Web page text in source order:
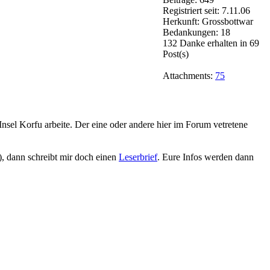
Registriert seit: 7.11.06
Herkunft: Grossbottwar
Bedankungen: 18
132 Danke erhalten in 69
Post(s)
Attachments: 75
Korfu arbeite. Der eine oder andere hier im Forum vetretene
dann schreibt mir doch einen Leserbrief. Eure Infos werden dann